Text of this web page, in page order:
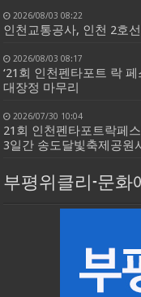
2026/08/03 08:22
인천교통공사, 인천 2호
2026/08/03 08:17
‘21회 인천펜타포트 락
대장정 마무리
2026/07/30 10:04
21회 인천펜타포트락페
3일간 송도달빛축제공원
부평위클리-문화